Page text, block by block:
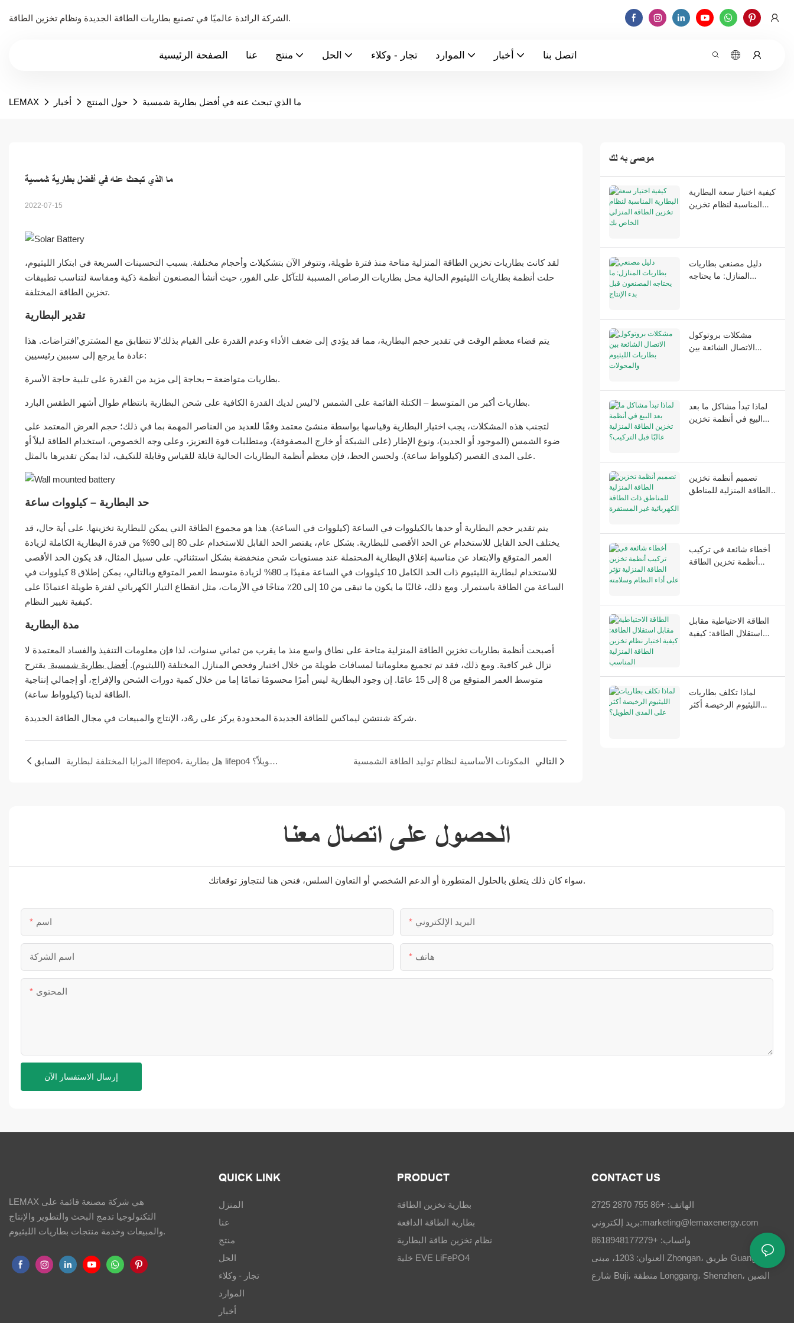
الشركة الرائدة عالميًا في تصنيع بطاريات الطاقة الجديدة ونظام تخزين الطاقة.
الصفحة الرئيسية عنا منتج الحل تجار - وكلاء الموارد أخبار اتصل بنا
LEMAX أخبار حول المنتج ما الذي تبحث عنه في أفضل بطارية شمسية
ما الذي تبحث عنه في أفضل بطارية شمسية
2022-07-15
لقد كانت بطاريات تخزين الطاقة المنزلية متاحة منذ فترة طويلة، وتتوفر الآن بتشكيلات وأحجام مختلفة. بسبب التحسينات السريعة في ابتكار الليثيوم،
حلت أنظمة بطاريات الليثيوم الحالية محل بطاريات الرصاص المسببة للتآكل على الفور، حيث أنشأ المصنعون أنظمة ذكية ومقاسة لتناسب تطبيقات
تخزين الطاقة المختلفة.
تقدير البطارية
يتم قضاء معظم الوقت في تقدير حجم البطارية، مما قد يؤدي إلى ضعف الأداء وعدم القدرة على القيام بذلك’لا تتطابق مع المشتري’افتراضات. هذا
عادة ما يرجع إلى سببين رئيسيين:
بطاريات متواضعة – بحاجة إلى مزيد من القدرة على تلبية حاجة الأسرة.
بطاريات أكبر من المتوسط – الكتلة القائمة على الشمس لا’ليس لديك القدرة الكافية على شحن البطارية بانتظام طوال أشهر الطقس البارد.
لتجنب هذه المشكلات، يجب اختيار البطارية وقياسها بواسطة منشئ معتمد وفقًا للعديد من العناصر المهمة بما في ذلك؛ حجم العرض المعتمد على
ضوء الشمس (الموجود أو الجديد)، ونوع الإطار (على الشبكة أو خارج المصفوفة)، ومتطلبات قوة التعزيز، وعلى وجه الخصوص، استخدام الطاقة ليلاً أو
على المدى القصير (كيلوواط ساعة). ولحسن الحظ، فإن معظم أنظمة البطاريات الحالية قابلة للقياس وقابلة للتكيف، لذا يمكن تقديرها بالمثل.
حد البطارية – كيلووات ساعة
يتم تقدير حجم البطارية أو حدها بالكيلووات في الساعة (كيلووات في الساعة). هذا هو مجموع الطاقة التي يمكن للبطارية تخزينها. على أية حال، قد
يختلف الحد القابل للاستخدام عن الحد الأقصى للبطارية. بشكل عام، يقتصر الحد القابل للاستخدام على 80 إلى 90% من قدرة البطارية الكاملة لزيادة
العمر المتوقع والابتعاد عن مناسبة إغلاق البطارية المحتملة عند مستويات شحن منخفضة بشكل استثنائي. على سبيل المثال، قد يكون الحد الأقصى
للاستخدام لبطارية الليثيوم ذات الحد الكامل 10 كيلووات في الساعة مقيدًا بـ 80% لزيادة متوسط ​​العمر المتوقع وبالتالي، يمكن إطلاق 8 كيلووات في
الساعة من الطاقة باستمرار. ومع ذلك، غالبًا ما يكون ما تبقى من 10 إلى 20٪ متاحًا في الأزمات، مثل انقطاع التيار الكهربائي لفترة طويلة اعتمادًا على
كيفية تغيير النظام.
مدة البطارية
أصبحت أنظمة بطاريات تخزين الطاقة المنزلية متاحة على نطاق واسع منذ ما يقرب من ثماني سنوات، لذا فإن معلومات التنفيذ والفساد المعتمدة لا
تزال غير كافية. ومع ذلك، فقد تم تجميع معلوماتنا لمسافات طويلة من خلال اختبار وفحص المنازل المختلفة (الليثيوم). أفضل بطارية شمسية يقترح
متوسط ​​العمر المتوقع من 8 إلى 15 عامًا. إن وجود البطارية ليس أمرًا محسومًا تمامًا إما من خلال كمية دورات الشحن والإفراج، أو إجمالي إنتاجية
الطاقة لدينا (كيلوواط ساعة).
شركة شنتشن ليماكس للطاقة الجديدة المحدودة يركز على ر&د، الإنتاج والمبيعات في مجال الطاقة الجديدة.
السابق المزايا المختلفة لبطارية lifepo4، هل بطارية lifepo4 تدوم طويلاً؟ المكونات الأساسية لنظام توليد الطاقة الشمسية التالي
موصى به لك
كيفية اختيار سعة البطارية
المناسبة لنظام تخزين
دليل مصنعي بطاريات
المنازل: ما يحتاجه
مشكلات بروتوكول
الاتصال الشائعة بين
لماذا تبدأ مشاكل ما بعد
البيع في أنظمة تخزين
تصميم أنظمة تخزين
الطاقة المنزلية للمناطق
أخطاء شائعة في تركيب
أنظمة تخزين الطاقة
الطاقة الاحتياطية مقابل
استقلال الطاقة: كيفية
لماذا تكلف بطاريات
الليثيوم الرخيصة أكثر
الحصول على اتصال معنا
سواء كان ذلك يتعلق بالحلول المتطورة أو الدعم الشخصي أو التعاون السلس، فنحن هنا لنتجاوز توقعاتك.
اسم البريد الإلكتروني
اسم الشركة هاتف
المحتوى
إرسال الاستفسار الآن
LEMAX هي شركة مصنعة قائمة على
التكنولوجيا تدمج البحث والتطوير والإنتاج
والمبيعات وخدمة منتجات بطاريات الليثيوم.
QUICK LINK
المنزل
عنا
منتج
الحل
تجار - وكلاء
الموارد
أخبار
PRODUCT
بطارية تخزين الطاقة
بطارية الطاقة الدافعة
نظام تخزين طاقة البطارية
خلية EVE LiFePO4
CONTACT US
الهاتف: +86 755 2870 2725
بريد إلكتروني:marketing@lemaxenergy.com
واتساب: +8618948177279
العنوان: 1203، مبنى Zhongan، طريق Guangchang،
شارع Buji، منطقة Longgang، Shenzhen، الصين